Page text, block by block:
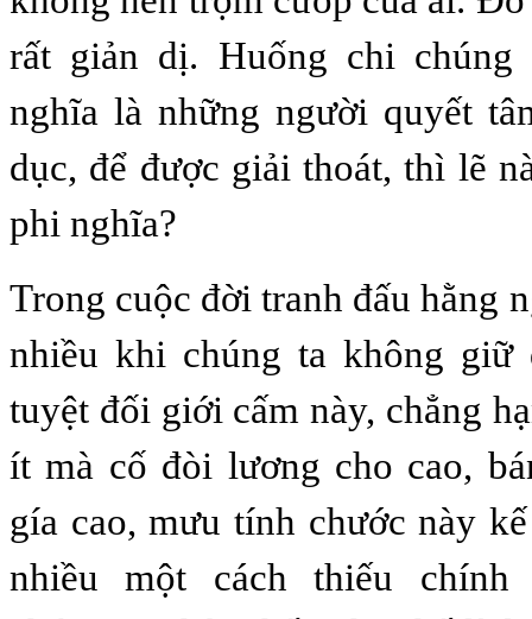
rất giản dị. Huống chi
nghĩa là những người quyết
dục, để được giải thoát, thì lẽ
phi nghĩa?
Trong cuộc đời tranh đấu hằng
nhiều khi chúng ta không giữ
tuyệt đối giới cấm này, chẳng
ít mà cố đòi lương cho cao,
gía cao, mưu tính chước này
nhiều một cách thiếu